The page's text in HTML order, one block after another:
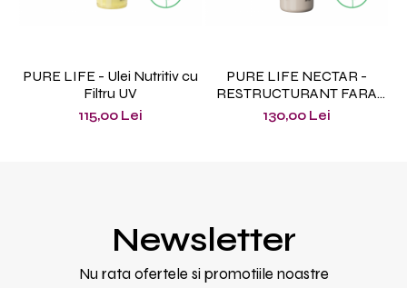
PURE LIFE - Ulei Nutritiv cu
Filtru UV
115,00 Lei
PURE LIFE NECTAR -
RESTRUCTURANT FARA
CLATIRE 150 ml
130,00 Lei
Newsletter
Nu rata ofertele si promotiile noastre